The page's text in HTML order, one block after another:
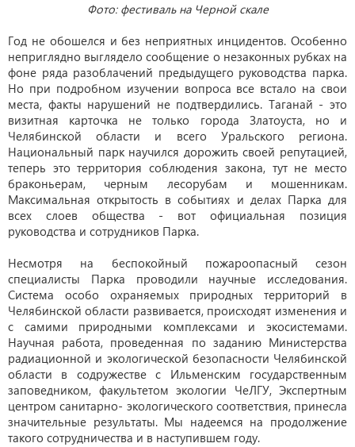
Фото: фестиваль на Черной скале
Год не обошелся и без неприятных инцидентов. Особенно
неприглядно выглядело сообщение о незаконных рубках на
фоне ряда разоблачений предыдущего руководства парка.
Но при подробном изучении вопроса все встало на свои
места, факты нарушений не подтвердились. Таганай - это
визитная карточка не только города Златоуста, но и
Челябинской области и всего Уральского региона.
Национальный парк научился дорожить своей репутацией,
теперь это территория соблюдения закона, тут не место
браконьерам, черным лесорубам и мошенникам.
Максимальная открытость в событиях и делах Парка для
всех слоев общества - вот официальная позиция
руководства и сотрудников Парка.
Несмотря на беспокойный пожароопасный сезон
специалисты Парка проводили научные исследования.
Система особо охраняемых природных территорий в
Челябинской области развивается, происходят изменения и
с самими природными комплексами и экосистемами.
Научная работа, проведенная по заданию Министерства
радиационной и экологической безопасности Челябинской
области в содружестве с Ильменским государственным
заповедником, факультетом экологии ЧеЛГУ, Экспертным
центром санитарно- экологического соответствия, принесла
значительные результаты. Мы надеемся на продолжение
такого сотрудничества и в наступившем году.